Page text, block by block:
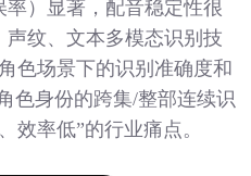
）显著，配音稳定性很
纹、文本多模态识别技
色场景下的识别准确度和
色身份的跨集/整部连续识
效率低”的行业痛点。